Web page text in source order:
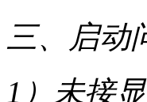
三、启动
1）未接